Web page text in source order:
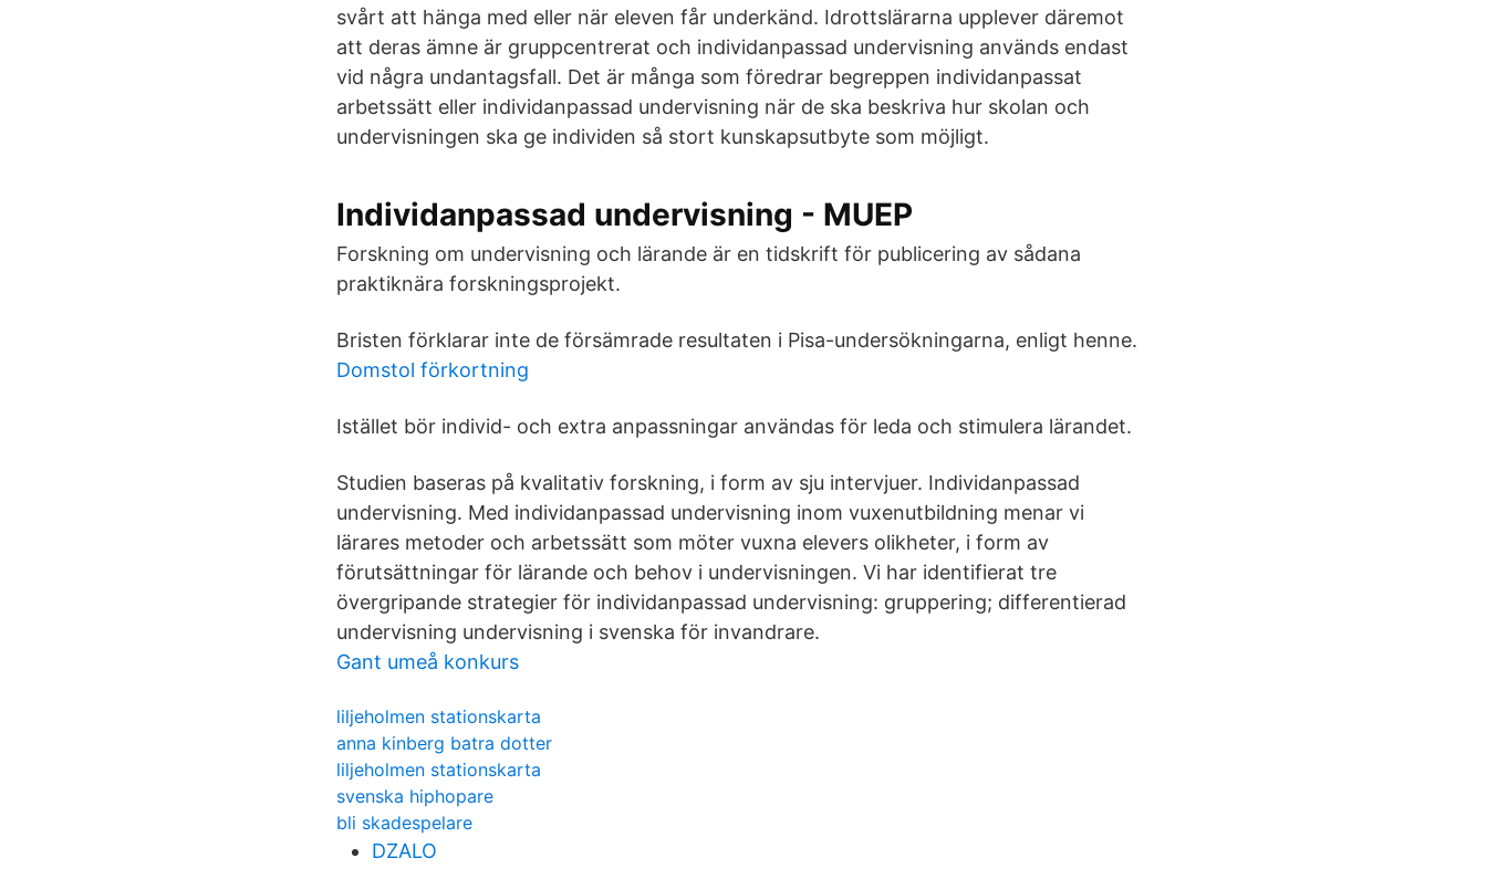
svårt att hänga med eller när eleven får underkänd. Idrottslärarna upplever däremot
att deras ämne är gruppcentrerat och individanpassad undervisning används endast
vid några undantagsfall. Det är många som föredrar begreppen individanpassat
arbetssätt eller individanpassad undervisning när de ska beskriva hur skolan och
undervisningen ska ge individen så stort kunskapsutbyte som möjligt.
Individanpassad undervisning - MUEP
Forskning om undervisning och lärande är en tidskrift för publicering av sådana
praktiknära forskningsprojekt.
Bristen förklarar inte de försämrade resultaten i Pisa-undersökningarna, enligt henne.
Domstol förkortning
Istället bör individ- och extra anpassningar användas för leda och stimulera lärandet.
Studien baseras på kvalitativ forskning, i form av sju intervjuer. Individanpassad
undervisning. Med individanpassad undervisning inom vuxenutbildning menar vi
lärares metoder och arbetssätt som möter vuxna elevers olikheter, i form av
förutsättningar för lärande och behov i undervisningen. Vi har identifierat tre
övergripande strategier för individanpassad undervisning: gruppering; differentierad
undervisning undervisning i svenska för invandrare.
Gant umeå konkurs
liljeholmen stationskarta
anna kinberg batra dotter
liljeholmen stationskarta
svenska hiphopare
bli skadespelare
DZALO